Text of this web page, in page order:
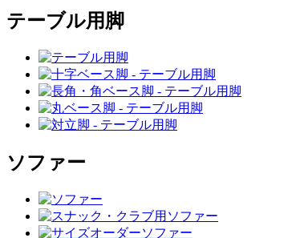
テーブル用脚
ソファー